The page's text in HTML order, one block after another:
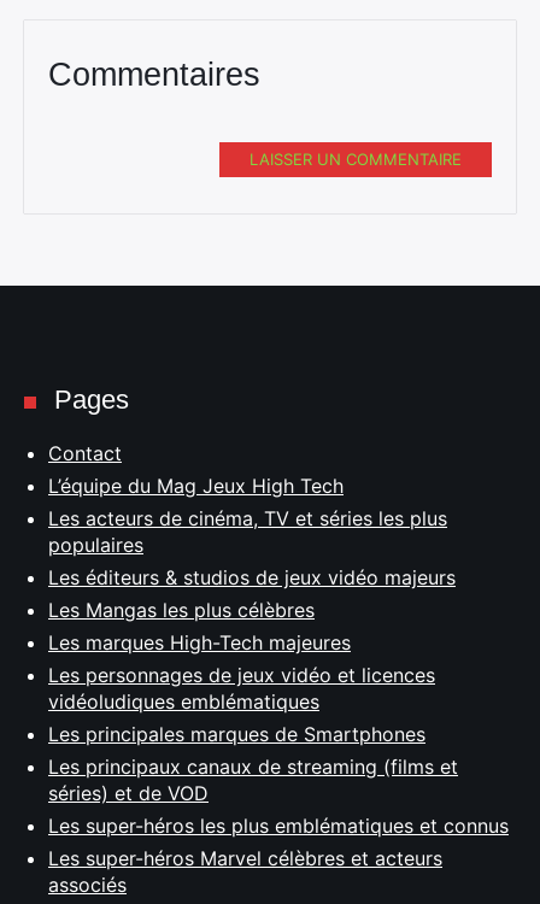
Commentaires
LAISSER UN COMMENTAIRE
Pages
Contact
L’équipe du Mag Jeux High Tech
Les acteurs de cinéma, TV et séries les plus
populaires
Les éditeurs & studios de jeux vidéo majeurs
Les Mangas les plus célèbres
Les marques High-Tech majeures
Les personnages de jeux vidéo et licences
vidéoludiques emblématiques
Les principales marques de Smartphones
Les principaux canaux de streaming (films et
séries) et de VOD
Les super-héros les plus emblématiques et connus
Les super-héros Marvel célèbres et acteurs
associés